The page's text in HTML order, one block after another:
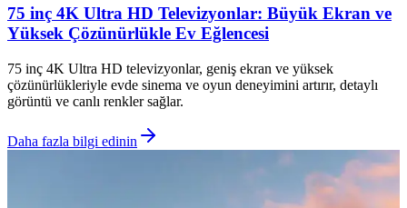
75 inç 4K Ultra HD Televizyonlar: Büyük Ekran ve
Yüksek Çözünürlükle Ev Eğlencesi
75 inç 4K Ultra HD televizyonlar, geniş ekran ve yüksek
çözünürlükleriyle evde sinema ve oyun deneyimini artırır, detaylı
görüntü ve canlı renkler sağlar.
Daha fazla bilgi edinin